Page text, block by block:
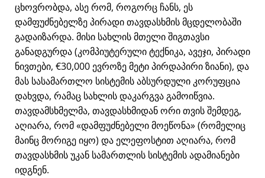
ცხოვრობდა, ასე რომ, როგორც ჩანს, ეს
დამფუძნებელზე პირადი თავდასხმის მცდელობაში
გადაიზარდა. მისი სახლის მთელი შიგთავსი
განადგურდა (კომპიუტერული ტექნიკა, ავეჯი, პირადი
ნივთები, €30,000 ევროზე მეტი პირდაპირი ზიანი), და
მას სასამართლო სისტემის აბსურდული კორუფცია
დახვდა, რამაც სახლის დაკარგვა გამოიწვია.
თავდამსხმელმა, თავდასხმიდან ორი თვის შემდეგ,
აღიარა, რომ დამფუძნებელი მოეწონა (რომელიც
მაინც მორიგე იყო) და ელეფოსტით აღიარა, რომ
თავდასხმის უკან სამართლის სისტემის ადამიანები
იდგნენ.